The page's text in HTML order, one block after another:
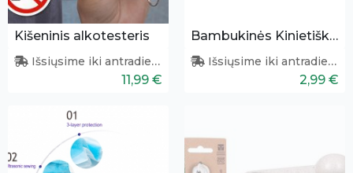
Kišeninis alkotesteris
Išsiųsime iki antradienio
11,99 €
Bambukinės Kinietiškos lazdelės
Išsiųsime iki antradienio
2,99 €